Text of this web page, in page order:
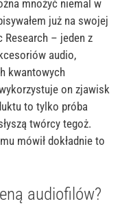
mnożyć niemal w
już na swojej
– jeden z
audio,
kwantowych
on zjawisk
to tylko próba
twórcy tegoż.
mówił dokładnie to
audiofilów?